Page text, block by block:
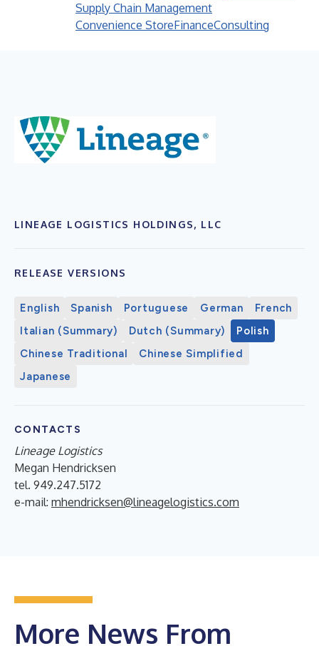
Supply Chain Management
Convenience StoreFinanceConsulting
LINEAGE LOGISTICS HOLDINGS, LLC
RELEASE VERSIONS
English Spanish Portuguese German
French
Italian (Summary)
Dutch (Summary)
Polish
Chinese Traditional
Chinese Simplified
Japanese
CONTACTS
Lineage Logistics
Megan Hendricksen
tel. 949.247.5172
e-mail: mhendricksen@lineagelogistics.com
More News From